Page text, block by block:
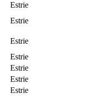
Estrie
Estrie
Estrie
Estrie
Estrie
Estrie
Estrie